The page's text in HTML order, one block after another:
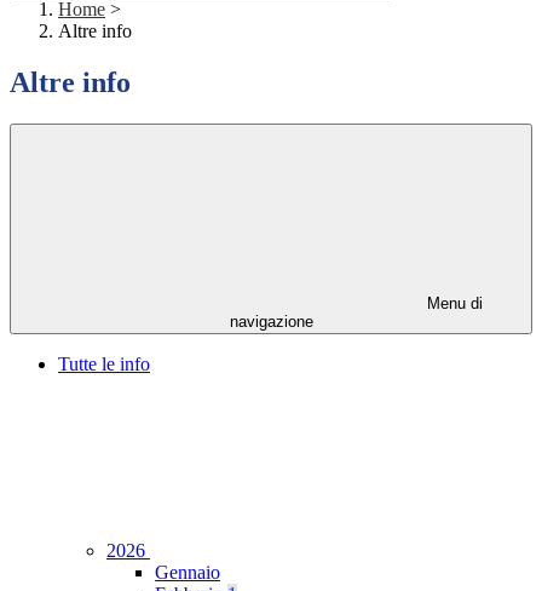
Home >
Altre info
Altre info
Menu di
navigazione
Tutte le info
2026
Gennaio